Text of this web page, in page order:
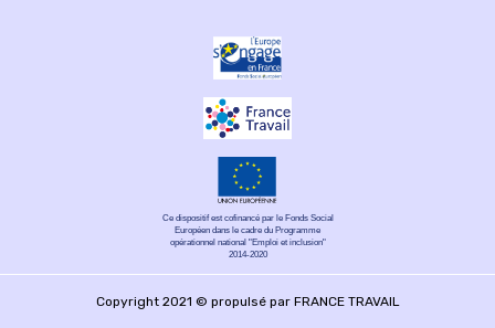
Ce dispositif est cofinancé par le Fonds Social
Européen dans le cadre du Programme
opérationnel national "Emploi et inclusion"
2014-2020
Copyright 2021 © propulsé par FRANCE TRAVAIL